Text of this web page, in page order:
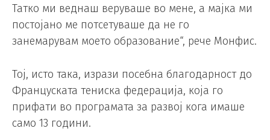
Татко ми веднаш веруваше во мене, а мајка ми
постојано ме потсетуваше да не го
занемарувам моето образование“, рече Монфис.
Тој, исто така, изрази посебна благодарност до
Француската тениска федерација, која го
прифати во програмата за развој кога имаше
само 13 години.